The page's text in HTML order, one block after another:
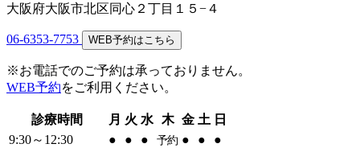
大阪府大阪市北区同心２丁目１５−４
06-6353-7753 WEB予約はこちら
※お電話でのご予約は承っておりません。
WEB予約をご利用ください。
診療時間 月 火 水 木 金 土 日
9:30～12:30
● ● ● 予約 ● ●
●